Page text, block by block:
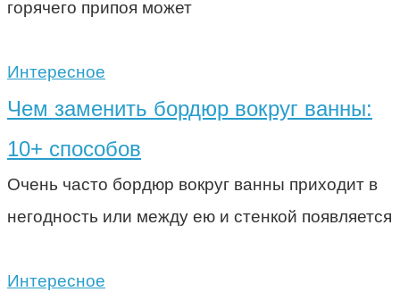
горячего припоя может
Интересное
Чем заменить бордюр вокруг ванны:
10+ способов
Очень часто бордюр вокруг ванны приходит в
негодность или между ею и стенкой появляется
Интересное